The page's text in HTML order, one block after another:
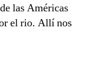
las Américas
el rio. Allí nos